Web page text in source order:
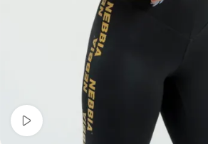
Se video